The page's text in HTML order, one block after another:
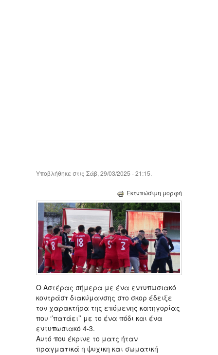
Υποβλήθηκε στις Σάβ, 29/03/2025 - 21:15.
Εκτυπώσιμη μορφή
Ο Αστέρας σήμερα με ένα εντυπωσιακό
κοντράστ διακύμανσης στο σκορ έδειξε
τον χαρακτήρα της επόμενης κατηγορίας
που ‘’πατάει’’ με το ένα πόδι και ένα
εντυπωσιακό 4-3.
Αυτό που έκρινε το ματς ήταν
πραγματικά η ψυχικη και σωματική